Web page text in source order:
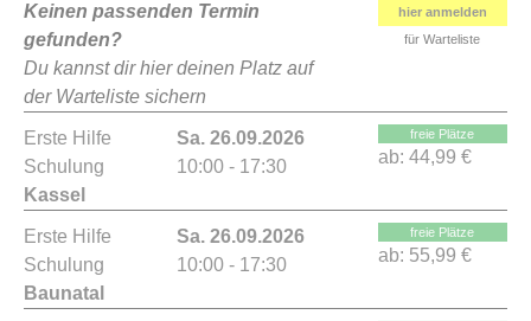
Keinen passenden Termin
gefunden?
Du kannst dir hier deinen Platz auf
der Warteliste sichern
hier anmelden
für Warteliste
Erste Hilfe
Schulung
Kassel
Sa. 26.09.2026
10:00 - 17:30
freie Plätze
ab: 44,99 €
Erste Hilfe
Schulung
Baunatal
Sa. 26.09.2026
10:00 - 17:30
freie Plätze
ab: 55,99 €